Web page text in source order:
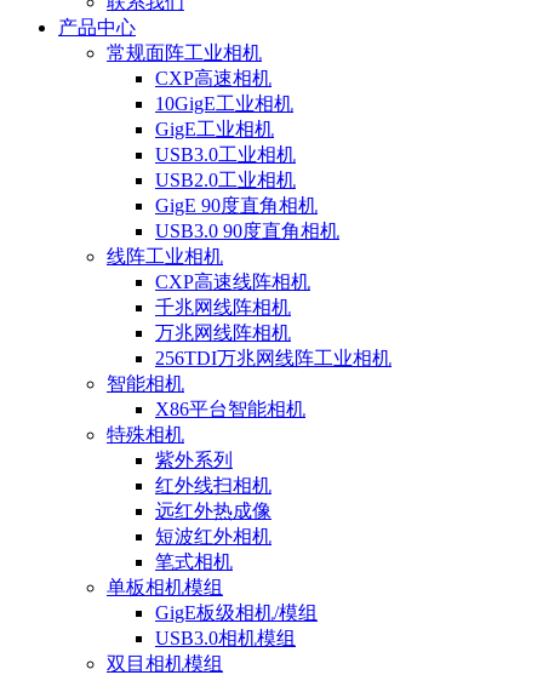
产品中心
常规面阵工业相机
CXP高速相机
10GigE工业相机
GigE工业相机
USB3.0工业相机
USB2.0工业相机
GigE 90度直角相机
USB3.0 90度直角相机
线阵工业相机
CXP高速线阵相机
千兆网线阵相机
万兆网线阵相机
256TDI万兆网线阵工业相机
智能相机
X86平台智能相机
特殊相机
紫外系列
红外线扫相机
远红外热成像
短波红外相机
笔式相机
单板相机模组
GigE板级相机/模组
USB3.0相机模组
双目相机模组